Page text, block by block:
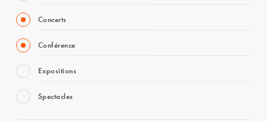
Concerts
Conférence
Expositions
Spectacles